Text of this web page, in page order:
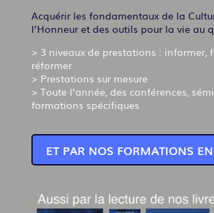
Acquérir les fondamentaux de la
l’Honneur et des outils pour la vie au
> 3 niveaux de prestations : informer,
réformer
> Prestations sur mesure
> Toute l’année, des conférences,
formations spécifiques
ET PAR NOS FORMATIONS